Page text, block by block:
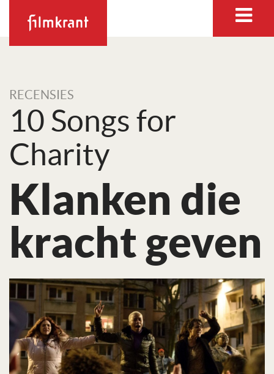
RECENSIES
10 Songs for
Charity
Klanken die
kracht geven